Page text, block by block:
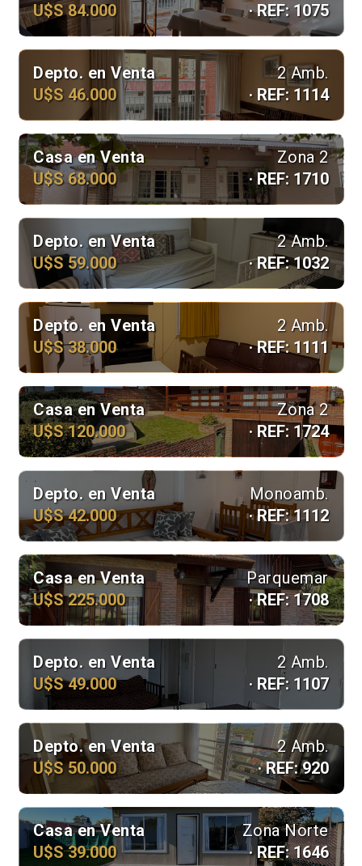
U$S 84.000 · REF: 1075
Depto. en Venta
2 Amb.
U$S 46.000
· REF: 1114
Casa en Venta
Zona 2
U$S 68.000
· REF: 1710
Depto. en Venta
2 Amb.
U$S 59.000
· REF: 1032
Depto. en Venta
2 Amb.
U$S 38.000
· REF: 1111
Casa en Venta
Zona 2
U$S 120.000
· REF: 1724
Depto. en Venta
Monoamb.
U$S 42.000
· REF: 1112
Casa en Venta
Parquemar
U$S 225.000
· REF: 1708
Depto. en Venta
2 Amb.
U$S 49.000
· REF: 1107
Depto. en Venta
2 Amb.
U$S 50.000
· REF: 920
Casa en Venta
Zona Norte
U$S 39.000
· REF: 1646